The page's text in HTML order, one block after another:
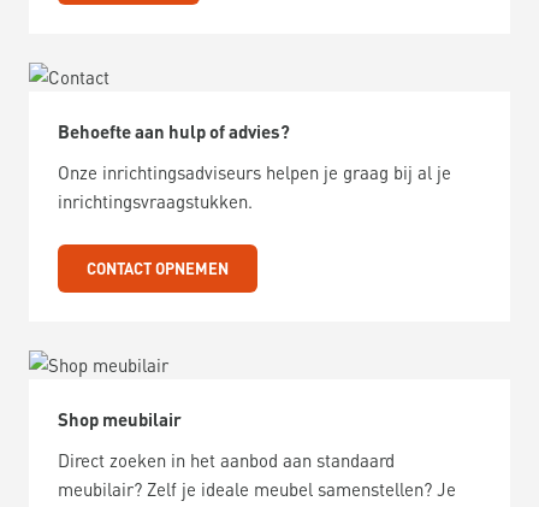
Behoefte aan hulp of advies?
Onze inrichtingsadviseurs helpen je graag bij al je
inrichtingsvraagstukken.
CONTACT OPNEMEN
Shop meubilair
Direct zoeken in het aanbod aan standaard
meubilair? Zelf je ideale meubel samenstellen? Je